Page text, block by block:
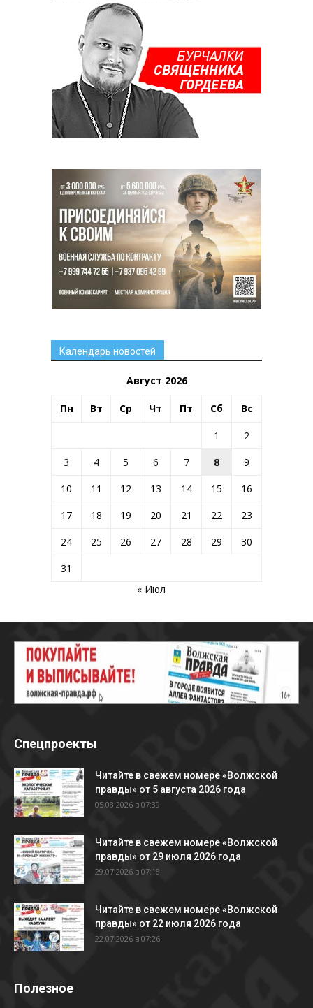
Календарь новостей
Август 2026
Пн Вт Ср Чт Пт Сб Вс
1
2
3
4 5 6 7 8
9
10
11 12 13 14 15
16
17
18 19 20 21 22
23
24
25 26 27 28 29
30
31
« Июл
Спецпроекты
Читайте в свежем номере «Волжской
правды» от 5 августа 2026 года
05.08.2026 в 07:39
Читайте в свежем номере «Волжской
правды» от 29 июля 2026 года
29.07.2026 в 07:18
Читайте в свежем номере «Волжской
правды» от 22 июля 2026 года
22.07.2026 в 07:26
Полезное